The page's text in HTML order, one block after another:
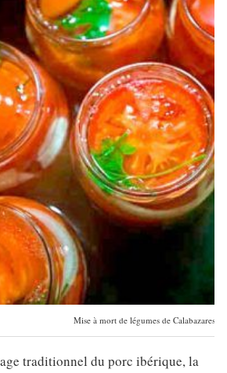
Mise à mort de légumes de Calabazares
traditionnel du porc ibérique, la